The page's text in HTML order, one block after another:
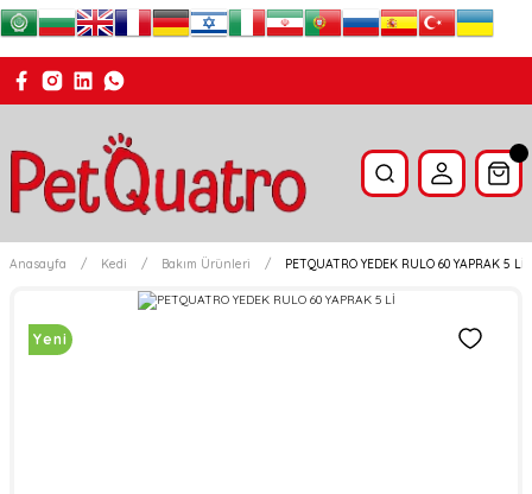
Anasayfa Kedi Bakım Ürünleri PETQUATRO YEDEK RULO 60 YAPRAK 5 Lİ
Yeni